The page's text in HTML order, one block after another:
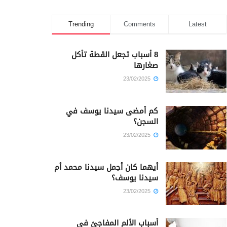
Trending Comments Latest
8 أسباب تجعل القطة تأكل
صغارها
كم أمضى سيدنا يوسف في
السجن؟
أيهما كان أجمل سيدنا محمد أم
سيدنا يوسف؟
أسباب الألم المفاجئ في